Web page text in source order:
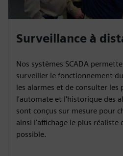
Surveillance à
Nos systèmes SCADA
surveiller le fonctionnement
les alarmes et de consulter les
l'automate et l'historique des
sont conçus sur mesure pour
ainsi l'affichage le plus réaliste
possible.